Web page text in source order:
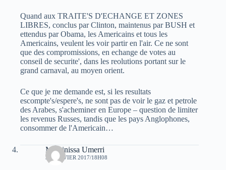
Quand aux TRAITE'S D'ECHANGE ET ZONES
LIBRES, conclus par Clinton, maintenus par BUSH et
ettendus par Obama, les Americains et tous les
Americains, veulent les voir partir en l'air. Ce ne sont
que des compromissions, en echange de votes au
conseil de securite', dans les reolutions portant sur le
grand carnaval, au moyen orient.
Ce que je me demande est, si les resultats
escompte's/espere's, ne sont pas de voir le gaz et petrole
des Arabes, s'acheminer en Europe – question de limiter
les revenus Russes, tandis que les pays Anglophones,
consommer de l'Americain…
Massinissa Umerri
31 JANVIER 2017/18H08